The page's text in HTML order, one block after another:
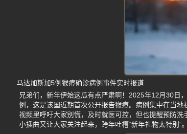
马达加斯加5例猴痘确诊病例事件实时报道
兄弟们，新年伊始这瓜有点严肃啊！2025年12月30日
例，这是该国近期首次公开报告猴痘。病例集中在当
视频里呼吁大家别慌，及时就医可控，但也提醒预防
小插曲又让大家关注起来，跨年吐槽“新年礼物太特别”